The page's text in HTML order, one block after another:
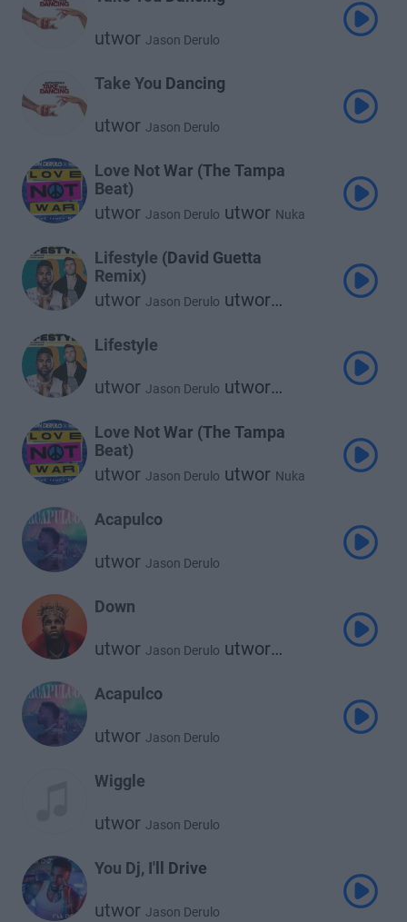
utwor Jason Derulo
Take You Dancing
utwor Jason Derulo
Love Not War (The Tampa
Beat)
utwor Jason Derulo utwor Nuka
Lifestyle (David Guetta
Remix)
utwor Jason Derulo utwor
Lifestyle
utwor Jason Derulo utwor
Love Not War (The Tampa
Beat)
utwor Jason Derulo utwor Nuka
Acapulco
utwor Jason Derulo
Down
utwor Jason Derulo utwor
Acapulco
utwor Jason Derulo
Wiggle
utwor Jason Derulo
You Dj, I'll Drive
utwor Jason Derulo